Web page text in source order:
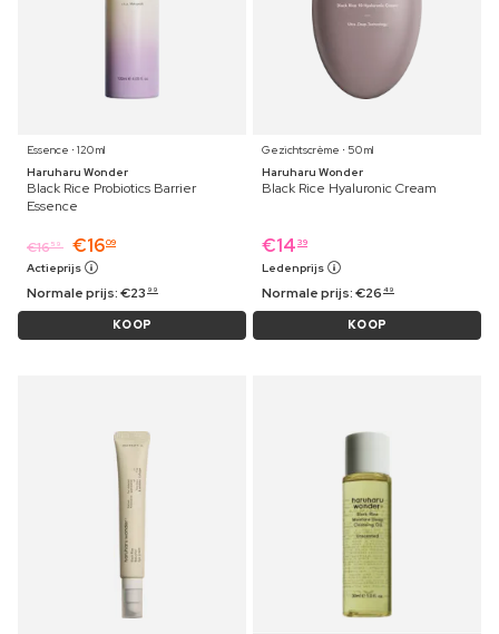
Essence ⋅ 120 ml
Haruharu Wonder
Black Rice Probiotics Barrier
Essence
€1659 €1609
Actieprijs
Normale prijs:€23 99
KOOP
Gezichtscrème ⋅ 50 ml
Haruharu Wonder
Black Rice Hyaluronic Cream
€14 39
Ledenprijs
Normale prijs:€26 49
KOOP